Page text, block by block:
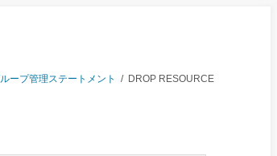
ープ管理ステートメント / DROP RESOURCE